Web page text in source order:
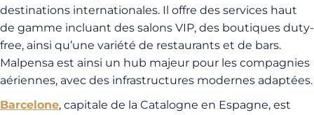
destinations internationales. Il offre des services haut
de gamme incluant des salons VIP, des boutiques duty-
free, ainsi qu’une variété de restaurants et de bars.
Malpensa est ainsi un hub majeur pour les compagnies
aériennes, avec des infrastructures modernes adaptées.
Barcelone, capitale de la Catalogne en Espagne, est